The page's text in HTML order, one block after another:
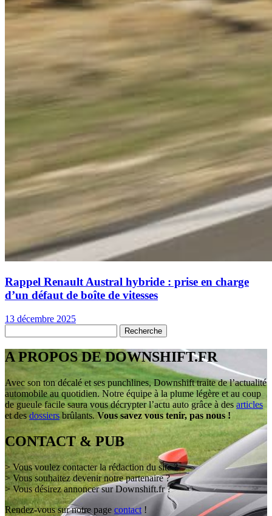
Rappel Renault Austral hybride : prise en charge
d’un défaut de boîte de vitesses
13 décembre 2025
A PROPOS DE DOWNSHIFT.FR
Avec son ton décalé et ses punchlines, Downshift traite de l’actualité
automobile au quotidien. Notre équipe à la plume légère et au coup
de gueule facile saura vous décrypter l’actu auto grâce à des articles
et des dossiers brûlants. Vous savez vous tenir, pas nous !
CONTACT & PUB
> Vous voulez contacter la rédaction du site ?
> Vous souhaitez devenir notre partenaire ?
> Vous désirez annoncer sur Downshift.fr ?
Rendez-vous sur notre page contact !